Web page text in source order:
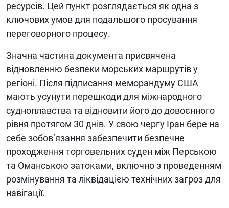
ресурсів. Цей пункт розглядається як одна з
ключових умов для подальшого просування
переговорного процесу.
Значна частина документа присвячена
відновленню безпеки морських маршрутів у
регіоні. Після підписання меморандуму США
мають усунути перешкоди для міжнародного
судноплавства та відновити його до довоєнного
рівня протягом 30 днів. У свою чергу Іран бере на
себе зобов’язання забезпечити безпечне
проходження торговельних суден між Перською
та Оманською затоками, включно з проведенням
розмінування та ліквідацією технічних загроз для
навігації.